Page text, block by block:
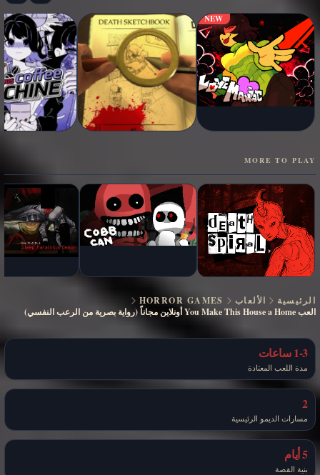
NEW
MORE TO PLAY
الرئيسية الألعاب
HORROR GAMES
العب You Make This House a Home أونلاين مجاناً (رواية بصرية من الرعب النفسي)
1-3 ساعات
مدة اللعب المعتادة
2
مسارات الديمو الرئيسية
5 أيام
بنية القصة